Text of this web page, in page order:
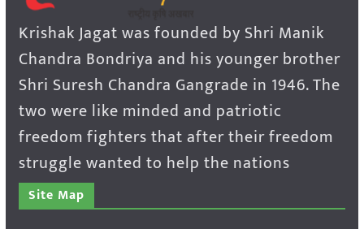
Krishak Jagat was founded by Shri Manik
Chandra Bondriya and his younger brother
Shri Suresh Chandra Gangrade in 1946. The
two were like minded and patriotic
freedom fighters that after their freedom
struggle wanted to help the nations
Site Map